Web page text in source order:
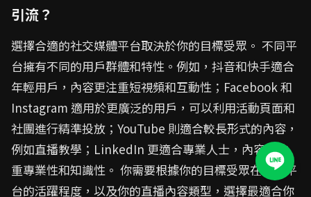
引流？
選擇合適的社交媒體平台取決於你的目標受眾。 不同平
台擁有不同的用戶群體和特性。例如，抖音和快手適合
年輕用戶，內容更注重短視頻和互動性；Facebook 和
Instagram 適用於更廣泛的用戶，可以利用活動頁面和
社團進行精準投放；YouTube 則適合較長形式的內容，
例如直播教學；LinkedIn 更適合專業人士，內容更注
重專業性和知識性。 你需要根據你的目標受眾在不同平
台的活躍程度，以及你的直播內容類型，選擇最適合你